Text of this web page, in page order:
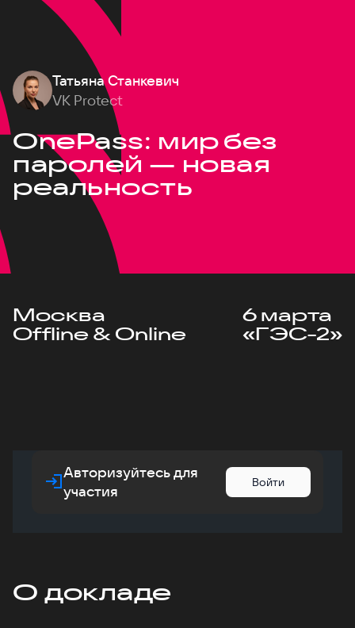
Татьяна Станкевич
VK Protect
OnePass: мир без
паролей — новая
реальность
Москва
Offline & Online
6 марта
«ГЭС-2»
Авторизуйтесь для
участия
Войти
О докладе